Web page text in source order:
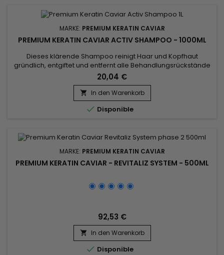
MARKE: PREMIUM KERATIN CAVIAR
PREMIUM KERATIN CAVIAR ACTIV SHAMPOO - 1000ML
Dieses klärende Shampoo reinigt Haar und Kopfhaut
gründlich, entgiftet und entfernt alle Behandlungsrückstände
und Verschmutzungen.&nbsp; Premium Keratin Caviar Active
Shampoo öffnet die Schuppen Ihres Haares, um das
Eindringen von Keratin zu optimieren.&nbsp; Anschließend
wird das Haar auf die Glättungsbehandlung vorbereitet.
Vorteile des Premium...
20,04 €
 In den Warenkorb
 Disponible
MARKE: PREMIUM KERATIN CAVIAR
PREMIUM KERATIN CAVIAR - REVITALIZ SYSTEM - 500ML
92,53 €
 In den Warenkorb
 Disponible